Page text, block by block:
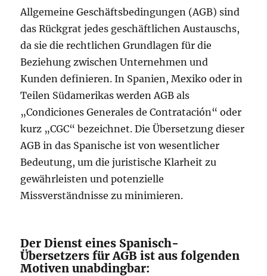
Allgemeine Geschäftsbedingungen (AGB) sind
das Rückgrat jedes geschäftlichen Austauschs,
da sie die rechtlichen Grundlagen für die
Beziehung zwischen Unternehmen und
Kunden definieren. In Spanien, Mexiko oder in
Teilen Südamerikas werden AGB als
„Condiciones Generales de Contratación“ oder
kurz „CGC“ bezeichnet. Die Übersetzung dieser
AGB in das Spanische ist von wesentlicher
Bedeutung, um die juristische Klarheit zu
gewährleisten und potenzielle
Missverständnisse zu minimieren.
Der Dienst eines Spanisch-
Übersetzers für AGB ist aus folgenden
Motiven unabdingbar: